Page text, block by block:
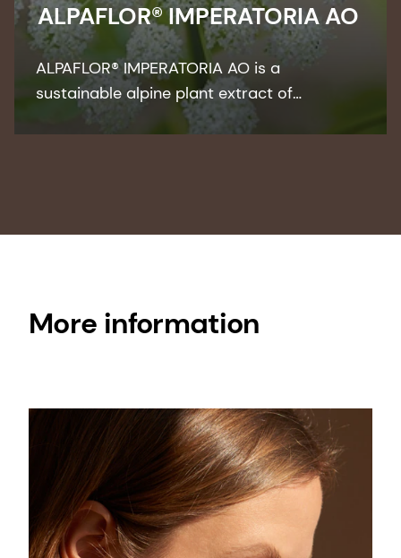
ALPAFLOR® IMPERATORIA AO
ALPAFLOR® IMPERATORIA AO is a
sustainable alpine plant extract of
Peucedanum ostruthium. This organic
More information